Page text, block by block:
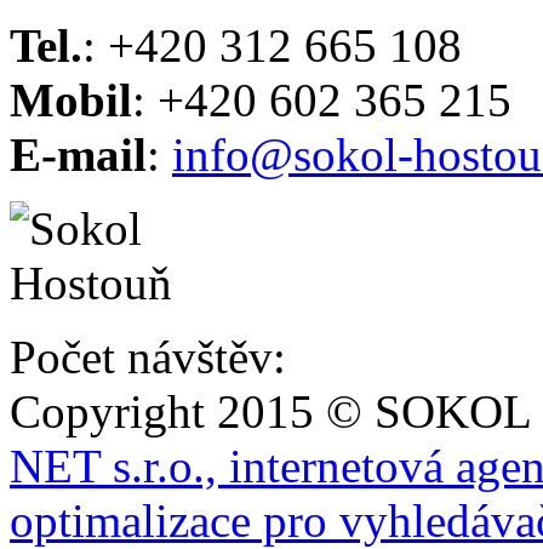
Tel.: +420 312 665 108
Mobil: +420 602 365 215
E-mail: info@sokol-
Počet návštěv:
Copyright 2015 ©
NET s.r.o., internetová
optimalizace pro